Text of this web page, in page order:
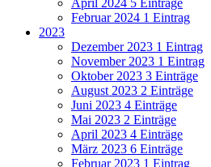
April 2024 5 Einträge
Februar 2024 1 Eintrag
2023
Dezember 2023 1 Eintrag
November 2023 1 Eintrag
Oktober 2023 3 Einträge
August 2023 2 Einträge
Juni 2023 4 Einträge
Mai 2023 2 Einträge
April 2023 4 Einträge
März 2023 6 Einträge
Februar 2023 1 Eintrag